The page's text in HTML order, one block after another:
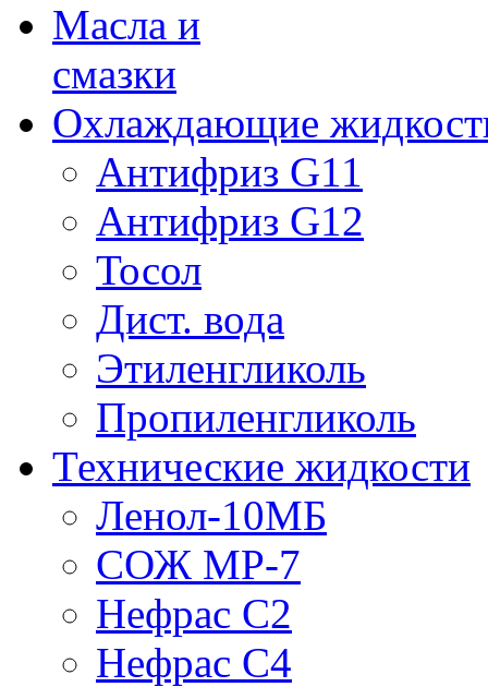
Масла и
смазки
Охлаждающие
Антифриз G11
Антифриз G12
Тосол
Дист. вода
Этиленгликоль
Пропиленгликоль
Технические жидкости
Ленол-10МБ
СОЖ МР-7
Нефрас С2
Нефрас С4